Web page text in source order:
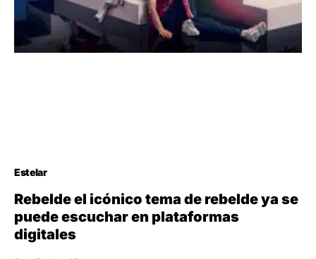
Estelar
Rebelde el icónico tema de rebelde ya se
puede escuchar en plataformas
digitales